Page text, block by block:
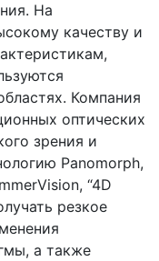
На
качеству и
Компания
оптических
зрения и
Panomorph,
“4D
резкое
а также